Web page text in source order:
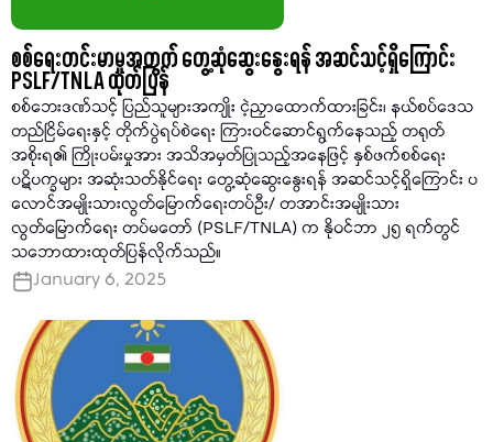
စစ်ရေးတင်းမာမှုအတွက် တွေ့ဆုံဆွေးနွေးရန် အဆင်သင့်ရှိကြောင်း
PSLF/TNLA ထုတ်ပြန်
စစ်ဘေးဒဏ်သင့် ပြည်သူများအကျိုး ငဲ့ညှာထောက်ထားခြင်း၊ နယ်စပ်ဒေသ
တည်ငြိမ်ရေးနှင့် တိုက်ပွဲရပ်စဲရေး ကြားဝင်ဆောင်ရွက်နေသည့် တရုတ်
အစိုးရ၏ ကြိုးပမ်းမှုအား အသိအမှတ်ပြုသည့်အနေဖြင့် နှစ်ဖက်စစ်ရေး
ပဋိပက္ခများ အဆုံးသတ်နိုင်ရေး တွေ့ဆုံဆွေးနွေးရန် အဆင်သင့်ရှိကြောင်း ပ
လောင်အမျိုးသားလွတ်မြောက်ရေးတပ်ဦး/ တအာင်းအမျိုးသား
လွတ်မြောက်ရေး တပ်မတော် (PSLF/TNLA) က နိုဝင်ဘာ ၂၅ ရက်တွင်
သဘောထားထုတ်ပြန်လိုက်သည်။
January 6, 2025